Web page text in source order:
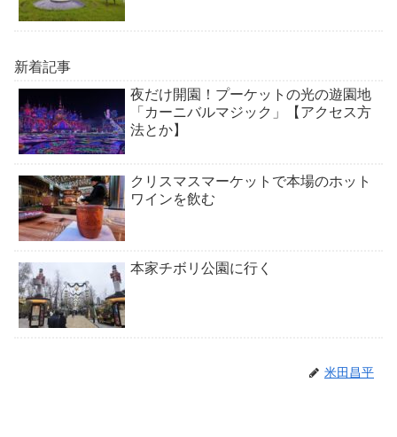
新着記事
夜だけ開園！プーケットの光の遊園地
「カーニバルマジック」【アクセス方
法とか】
クリスマスマーケットで本場のホット
ワインを飲む
本家チボリ公園に行く
米田昌平